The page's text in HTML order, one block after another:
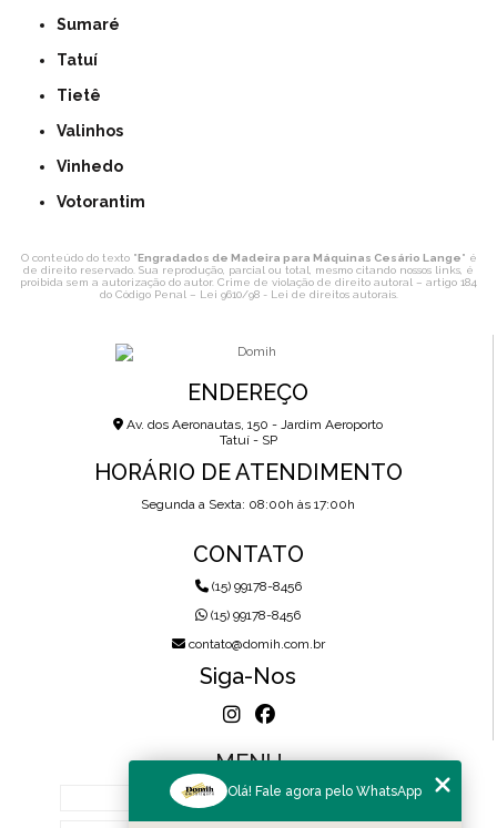
Sumaré
Tatuí
Tietê
Valinhos
Vinhedo
Votorantim
O conteúdo do texto "Engradados de Madeira para Máquinas Cesário Lange" é
de direito reservado. Sua reprodução, parcial ou total, mesmo citando nossos links, é
proibida sem a autorização do autor. Crime de violação de direito autoral – artigo 184
do Código Penal – Lei 9610/98 - Lei de direitos autorais.
ENDEREÇO
Av. dos Aeronautas, 150 - Jardim Aeroporto
Tatuí - SP
HORÁRIO DE ATENDIMENTO
Segunda a Sexta: 08:00h às 17:00h
CONTATO
(15) 99178-8456
(15) 99178-8456
contato@domih.com.br
Siga-Nos
MENU
HOME
Olá! Fale agora pelo WhatsApp